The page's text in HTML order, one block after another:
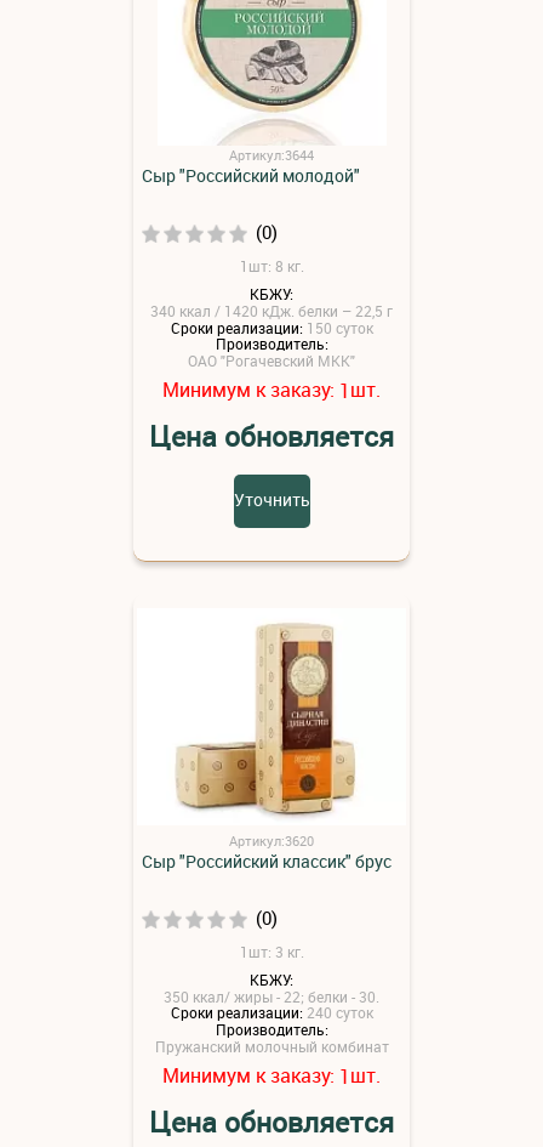
Артикул:3644
Сыр "Российский молодой"
(0)
1шт: 8 кг.
КБЖУ:
340 ккал / 1420 кДж. белки – 22,5 г
Сроки реализации: 150 суток
Производитель:
ОАО "Рогачевский МКК"
Минимум к заказу: 1шт.
Цена обновляется
Уточнить
Артикул:3620
Сыр "Российский классик" брус
(0)
1шт: 3 кг.
КБЖУ:
350 ккал/ жиры - 22; белки - 30.
Сроки реализации: 240 суток
Производитель:
Пружанский молочный комбинат
Минимум к заказу: 1шт.
Цена обновляется